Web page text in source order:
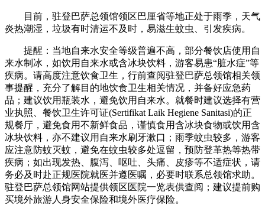
目前，驻登巴萨总领馆领区巴厘省等地正处于雨季，天气
炎热潮湿，垃圾有时清运不及时，易滋生蚊虫、引发疾病。
提醒：当地自来水安全等级普遍不高，部分餐饮店使用自
来水制冰，如饮用自来水或含冰块饮料，游客易患“脏水症”等
疾病。请高度注意饮食卫生，行前查阅驻登巴萨总领馆相关领
事提醒，充分了解目的地饮食卫生相关情况，并备好应急药
品；建议饮用瓶装水，避免饮用自来水。就餐时建议选择有营
业执照、餐饮卫生许可证(Sertifikat Laik Hegiene Sanitasi)的正
规餐厅，避免食用不新鲜食品，谨慎食用含冰块食物或饮用含
冰块饮料，亦不建议用自来水刷牙漱口；雨季蚊虫较多，游客
应注意防蚊灭蚊，避免在蚊虫较多处逗留，预防登革热等热带
疾病；如出现发热、腹泻、呕吐、头痛、皮疹等不适症状，请
务必及时赴正规医院就医并遵医嘱，必要时联系总领馆求助。
驻登巴萨总领馆网站提供领区医院一览表供查阅；建议提前购
买境外旅游人身安全保险和境外医疗保险。